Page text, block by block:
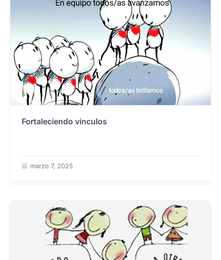
Fortaleciendo vínculos
marzo 7, 2025